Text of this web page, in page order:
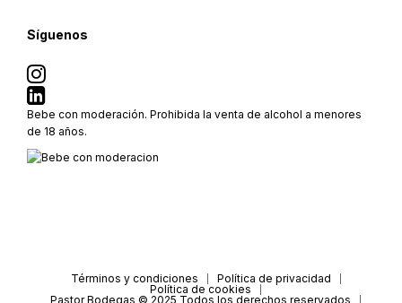
Síguenos
Bebe con moderación. Prohibida la venta de alcohol a menores
de 18 años.
Términos y condiciones
Política de privacidad
Política de cookies
Pastor Bodegas © 2025 Todos los derechos reservados